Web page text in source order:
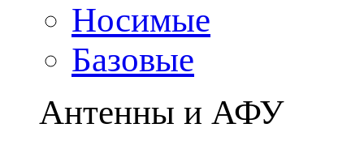
Носимые
Базовые
Антенны и АФУ